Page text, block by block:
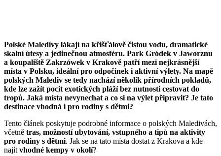
Polské Maledivy lákají na křišťálově čistou vodu, dramatické
skalní útesy a jedinečnou atmosféru. Park Gródek v Jaworznu
a koupaliště Zakrzówek v Krakově patří mezi nejkrásnější
místa v Polsku, ideální pro odpočinek i aktivní výlety. Na mapě
polských Malediv se tedy nachází několik přírodních pokladů,
kde lze zažít pocit exotických pláží bez nutnosti cestovat do
tropů. Jaká místa nevynechat a co si na výlet připravit? Je tato
destinace vhodná i pro rodiny s dětmi?
Tento článek poskytuje podrobné informace o polských Maledivách,
včetně tras, možností ubytování, vstupného a tipů na aktivity
pro rodiny s dětmi. Jak se na tato místa dostat z Krakova a kde
najít vhodné kempy v okolí?